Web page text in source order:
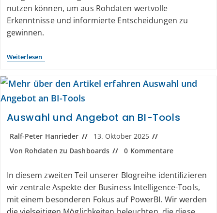
nutzen können, um aus Rohdaten wertvolle
Erkenntnisse und informierte Entscheidungen zu
gewinnen.
Weiterlesen
Auswahl und Angebot an BI-Tools
Ralf-Peter Hanrieder
13. Oktober 2025
Von Rohdaten zu Dashboards
0 Kommentare
In diesem zweiten Teil unserer Blogreihe identifizieren
wir zentrale Aspekte der Business Intelligence-Tools,
mit einem besonderen Fokus auf PowerBI. Wir werden